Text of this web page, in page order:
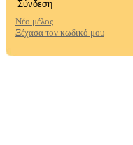
Νέο μέλος
Ξέχασα τον κωδικό μου